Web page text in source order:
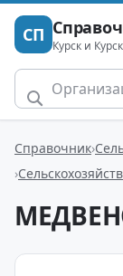
СП Курск и
Справочник